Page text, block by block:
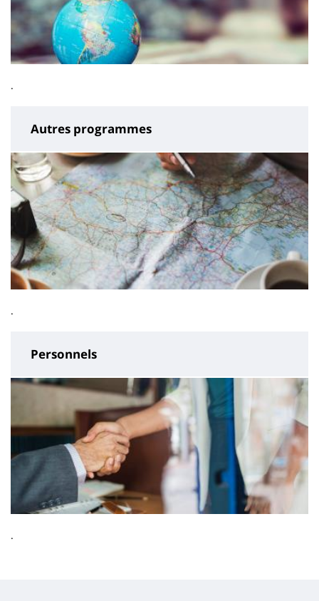
.
Autres programmes
.
Personnels
.